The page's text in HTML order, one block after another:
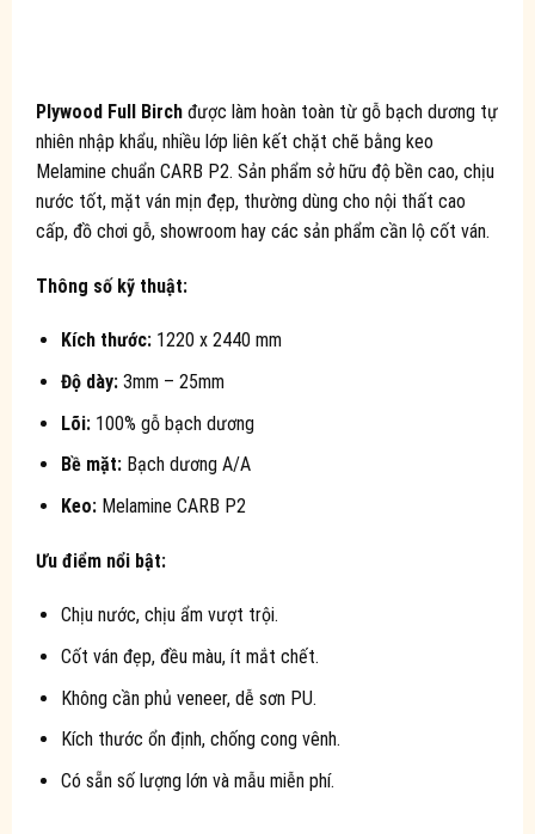
Plywood Full Birchđược làm hoàn toàn từ gỗ bạch dương tự
nhiên nhập khẩu, nhiều lớp liên kết chặt chẽ bằng keo
Melamine chuẩn CARB P2. Sản phẩm sở hữu độ bền cao, chịu
nước tốt, mặt ván mịn đẹp, thường dùng cho nội thất cao
cấp, đồ chơi gỗ, showroom hay các sản phẩm cần lộ cốt ván.
Thông số kỹ thuật:
Kích thước:1220 x 2440 mm
Độ dày:3mm – 25mm
Lõi:100% gỗ bạch dương
Bề mặt:Bạch dương A/A
Keo:Melamine CARB P2
Ưu điểm nổi bật:
Chịu nước, chịu ẩm vượt trội.
Cốt ván đẹp, đều màu, ít mắt chết.
Không cần phủ veneer, dễ sơn PU.
Kích thước ổn định, chống cong vênh.
Có sẵn số lượng lớn và mẫu miễn phí.